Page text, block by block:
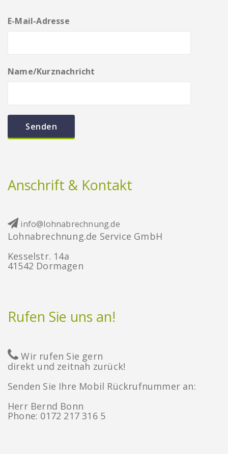
E-Mail-Adresse
Name/Kurznachricht
Anschrift & Kontakt
info@lohnabrechnung.de
Lohnabrechnung.de Service GmbH
Kesselstr. 14a
41542 Dormagen
Rufen Sie uns an!
Wir rufen Sie gern
direkt und zeitnah zurück!
Senden Sie Ihre Mobil Rückrufnummer an:
Herr Bernd Bonn
Phone: 0172 217 316 5